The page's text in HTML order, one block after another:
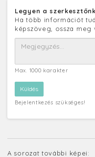
Legyen a
Ha több információt
képszöveg, ossza meg
Max. 1000 karakter
Bejelentkezés szükséges!
A sorozat további képei: